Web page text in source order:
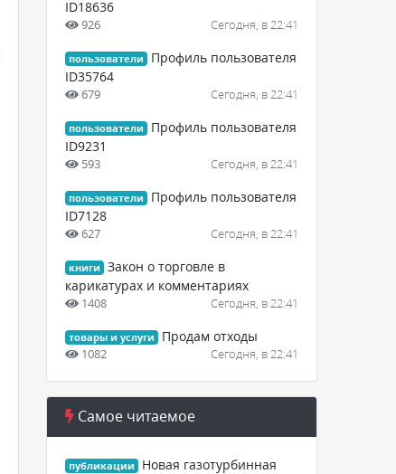
ID18636
926 Сегодня, в 22:41
пользователи
Профиль пользователя
ID35764
679 Сегодня, в 22:41
пользователи
Профиль пользователя
ID9231
593 Сегодня, в 22:41
пользователи
Профиль пользователя
ID7128
627 Сегодня, в 22:41
книги
Закон о торговле в
карикатурах и комментариях
1408 Сегодня, в 22:41
товары и услуги Продам отходы
1082 Сегодня, в 22:41
Самое читаемое
публикации
Новая газотурбинная